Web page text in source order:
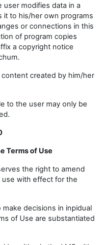
user modifies data in a
it to his/her own programs
or connections in this
of program copies
a copyright notice
created by him/her
to the user may only be
Terms of Use
the right to amend
with effect for the
decisions in inpidual
of Use are substantiated